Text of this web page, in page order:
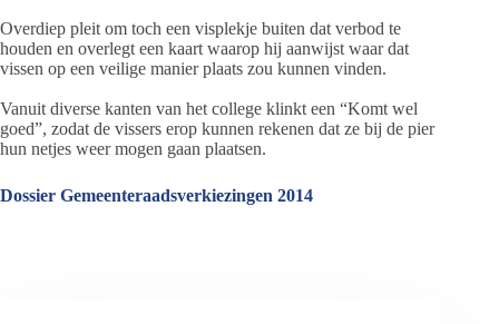
Overdiep pleit om toch een visplekje buiten dat verbod te
houden en overlegt een kaart waarop hij aanwijst waar dat
vissen op een veilige manier plaats zou kunnen vinden.
Vanuit diverse kanten van het college klinkt een “Komt wel
goed”, zodat de vissers erop kunnen rekenen dat ze bij de pier
hun netjes weer mogen gaan plaatsen.
Dossier Gemeenteraadsverkiezingen 2014